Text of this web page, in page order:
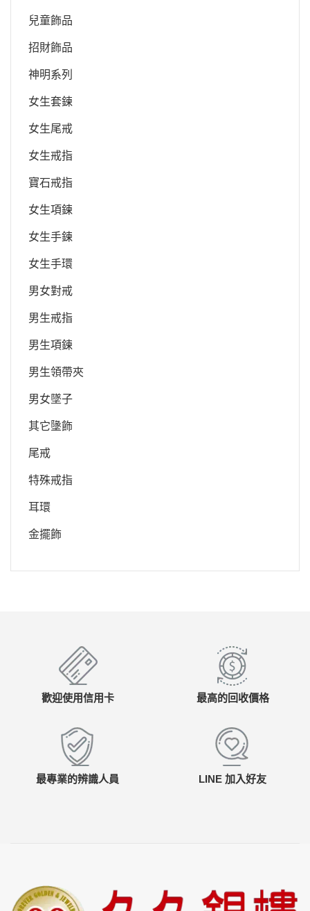
兒童飾品
招財飾品
神明系列
女生套鍊
女生尾戒
女生戒指
寶石戒指
女生項鍊
女生手鍊
女生手環
男女對戒
男生戒指
男生項鍊
男生領帶夾
男女墜子
其它墬飾
尾戒
特殊戒指
耳環
金擺飾
歡迎使用信用卡 最高的回收價格
最專業的辨識人員 LINE 加入好友